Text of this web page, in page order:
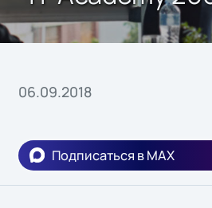
06.09.2018
Подписаться в MAX